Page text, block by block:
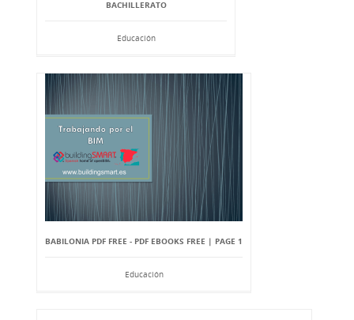
BACHILLERATO
Educación
BABILONIA PDF FREE - PDF EBOOKS FREE | PAGE 1
Educación